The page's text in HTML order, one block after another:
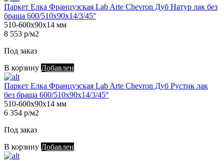
Паркет Елка Французская Lab Arte Chevron Дуб Натур лак без
браша 600/510х90х14/3/45°
510-600х90х14 мм
8 553 р/м2
Под заказ
В корзину Добавлен
Паркет Елка Французская Lab Arte Chevron Дуб Рустик лак
без браша 600/510х90х14/3/45°
510-600х90х14 мм
6 354 р/м2
Под заказ
В корзину Добавлен